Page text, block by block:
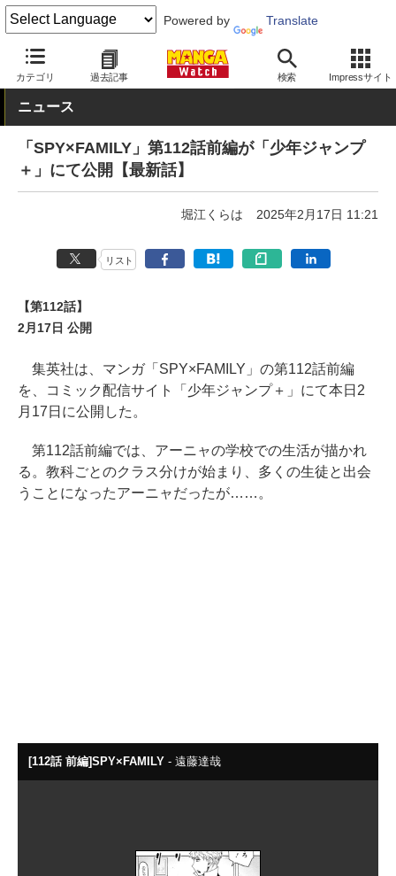
Powered by Translate
カテゴリ 過去記事 検索 Impressサイト
MANGA Watch 少年 SPY×FAMILY
ニュース
「SPY×FAMILY」第112話前編が「少年ジャンプ
＋」にて公開【最新話】
堀江くらは 2025年2月17日 11:21
リスト
【第112話】
2月17日 公開
集英社は、マンガ「SPY×FAMILY」の第112話前編
を、コミック配信サイト「少年ジャンプ＋」にて本日2
月17日に公開した。
第112話前編では、アーニャの学校での生活が描かれ
る。教科ごとのクラス分けが始まり、多くの生徒と出会
うことになったアーニャだったが……。